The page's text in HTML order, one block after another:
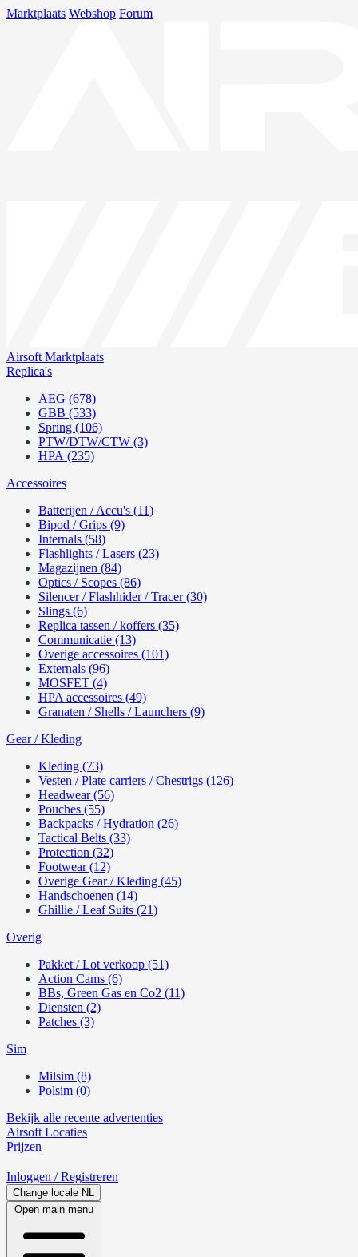
Marktplaats Webshop Forum
Airsoft Marktplaats
Replica's
AEG (678)
GBB (533)
Spring (106)
PTW/DTW/CTW (3)
HPA (235)
Accessoires
Batterijen / Accu's (11)
Bipod / Grips (9)
Internals (58)
Flashlights / Lasers (23)
Magazijnen (84)
Optics / Scopes (86)
Silencer / Flashhider / Tracer (30)
Slings (6)
Replica tassen / koffers (35)
Communicatie (13)
Overige accessoires (101)
Externals (96)
MOSFET (4)
HPA accessoires (49)
Granaten / Shells / Launchers (9)
Gear / Kleding
Kleding (73)
Vesten / Plate carriers / Chestrigs (126)
Headwear (56)
Pouches (55)
Backpacks / Hydration (26)
Tactical Belts (33)
Protection (32)
Footwear (12)
Overige Gear / Kleding (45)
Handschoenen (14)
Ghillie / Leaf Suits (21)
Overig
Pakket / Lot verkoop (51)
Action Cams (6)
BBs, Green Gas en Co2 (11)
Diensten (2)
Patches (3)
Sim
Milsim (8)
Polsim (0)
Bekijk alle recente advertenties
Airsoft Locaties
Prijzen
Inloggen / Registreren
Change locale NL
Open main menu